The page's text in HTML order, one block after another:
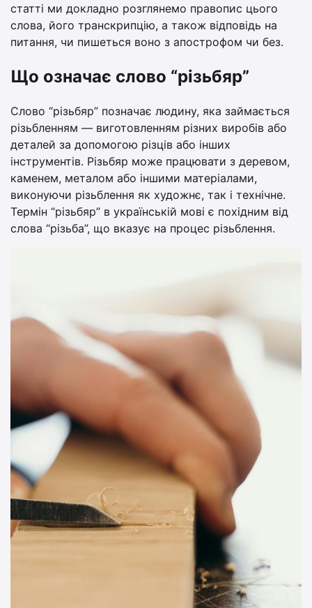
статті ми докладно розглянемо правопис цього
слова, його транскрипцію, а також відповідь на
питання, чи пишеться воно з апострофом чи без.
Що означає слово “різьбяр”
Слово “різьбяр” позначає людину, яка займається
різьбленням — виготовленням різних виробів або
деталей за допомогою різців або інших
інструментів. Різьбяр може працювати з деревом,
каменем, металом або іншими матеріалами,
виконуючи різьблення як художнє, так і технічне.
Термін “різьбяр” в українській мові є похідним від
слова “різьба”, що вказує на процес різьблення.